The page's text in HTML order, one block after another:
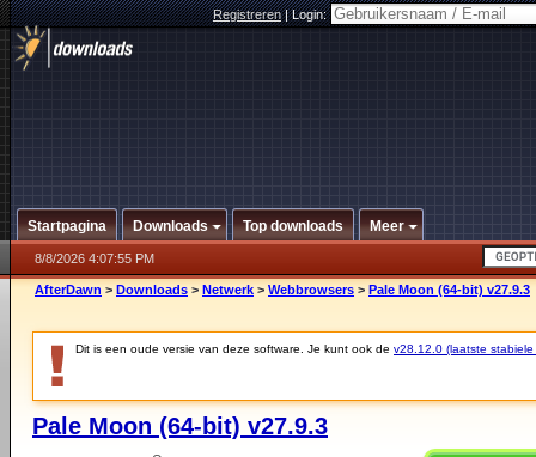
Registreren|Login:
Startpagina Downloads Top downloads Meer
8/8/2026 4:07:55 PM
AfterDawn > Downloads > Netwerk > Webbrowsers > Pale Moon (64-bit) v27.9.3
Dit is een oude versie van deze software. Je kunt ook de v28.12.0 (laatste stabiele
Pale Moon (64-bit) v27.9.3